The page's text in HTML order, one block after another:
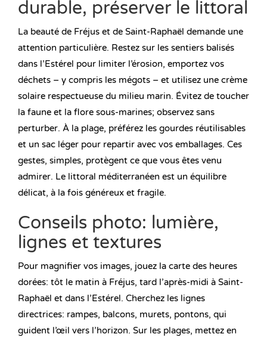
durable, préserver le littoral
La beauté de Fréjus et de Saint-Raphaël demande une
attention particulière. Restez sur les sentiers balisés
dans l’Estérel pour limiter l’érosion, emportez vos
déchets – y compris les mégots – et utilisez une crème
solaire respectueuse du milieu marin. Évitez de toucher
la faune et la flore sous-marines; observez sans
perturber. À la plage, préférez les gourdes réutilisables
et un sac léger pour repartir avec vos emballages. Ces
gestes, simples, protègent ce que vous êtes venu
admirer. Le littoral méditerranéen est un équilibre
délicat, à la fois généreux et fragile.
Conseils photo: lumière,
lignes et textures
Pour magnifier vos images, jouez la carte des heures
dorées: tôt le matin à Fréjus, tard l’après-midi à Saint-
Raphaël et dans l’Estérel. Cherchez les lignes
directrices: rampes, balcons, murets, pontons, qui
guident l’œil vers l’horizon. Sur les plages, mettez en